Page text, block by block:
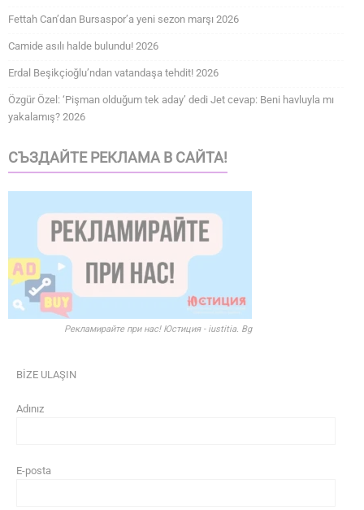
Fettah Can’dan Bursaspor’a yeni sezon marşı 2026
Camide asılı halde bulundu! 2026
Erdal Beşikçioğlu’ndan vatandaşa tehdit! 2026
Özgür Özel: ‘Pişman olduğum tek aday’ dedi Jet cevap: Beni havluyla mı
yakalamış? 2026
СЪЗДАЙТЕ РЕКЛАМА В САЙТА!
Рекламирайте при нас! Юстиция - iustitia. Bg
BİZE ULAŞIN
Adınız
E-posta